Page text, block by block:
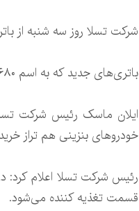
شرکت تسلا روز سه شنبه از
باتری‌های جدید که به اسم ۴۶۸۰ معروف هستند ۶ برابر باتری‌های قبلی قدرت بیشتری ایجاد می‌کنند و همچنین ظرفیت انرژی آن‌ها ۵ برابر شده است.
ایلان ماسک رئیس شرکت
خودرو‌های بنزینی هم تراز
قسمت تغذیه کننده می‌شود.